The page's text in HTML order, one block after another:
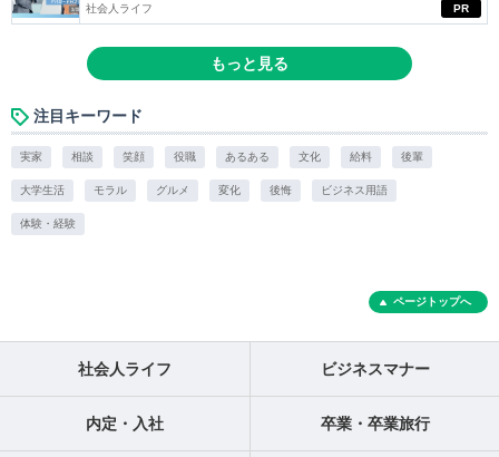
PR
社会人ライフ
もっと見る
注目キーワード
実家 相談 笑顔 役職 あるある 文化 給料 後輩
大学生活 モラル グルメ 変化 後悔 ビジネス用語
体験・経験
ページトップへ
社会人ライフ ビジネスマナー
内定・入社 卒業・卒業旅行